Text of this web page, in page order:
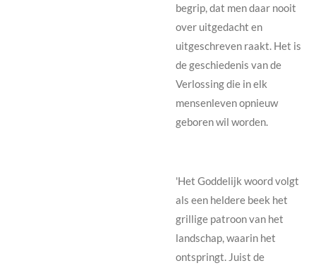
begrip, dat men daar nooit
over uitgedacht en
uitgeschreven raakt. Het is
de geschiedenis van de
Verlossing die in elk
mensenleven opnieuw
geboren wil worden.
'Het Goddelijk woord volgt
als een heldere beek het
grillige patroon van het
landschap, waarin het
ontspringt. Juist de